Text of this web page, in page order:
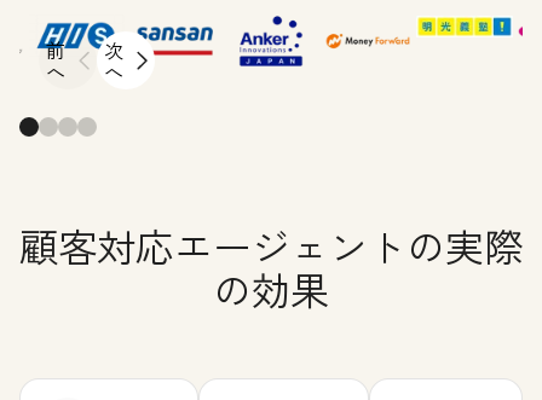
前
へ
次
へ
顧客対応エージェントの実際
の効果